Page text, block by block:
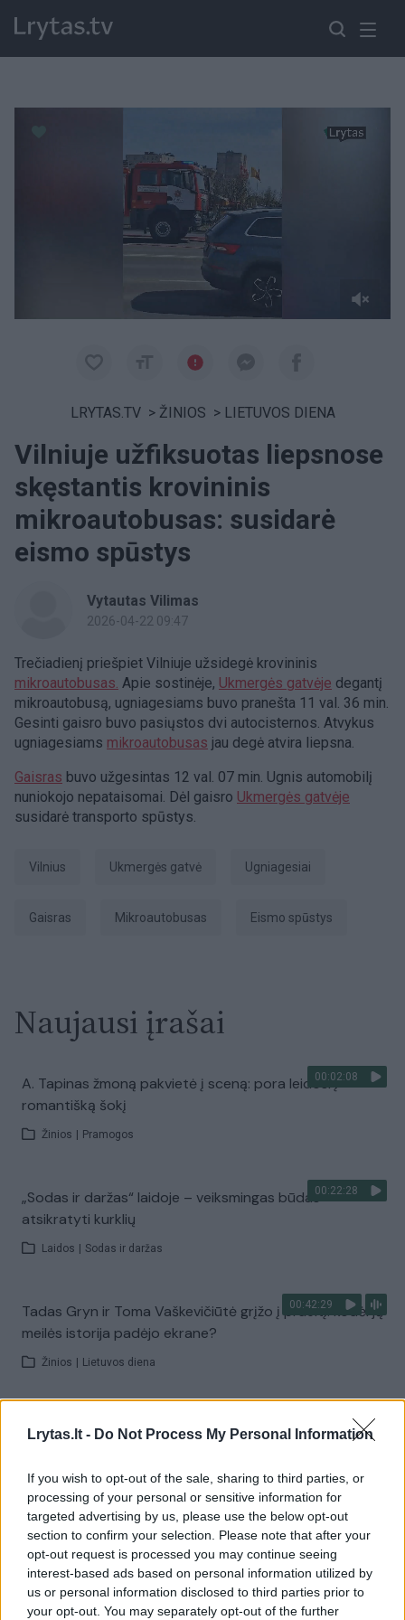
Lrytas.lt - Do Not Process My Personal Information
If you wish to opt-out of the sale, sharing to third parties, or
processing of your personal or sensitive information for
targeted advertising by us, please use the below opt-out
section to confirm your selection. Please note that after your
opt-out request is processed you may continue seeing
interest-based ads based on personal information utilized by
us or personal information disclosed to third parties prior to
your opt-out. You may separately opt-out of the further
LRYTAS.TV > ŽINIOS > LIETUVOS DIENA
Vilniuje užfiksuotas liepsnose
skęstantis krovininis
mikroautobusas: susidarė
eismo spūstys
Vytautas Vilimas
2026-04-22 09:47
Trečiadienį priešpiet Vilniuje užsidegė krovininis
mikroautobusas. Apie sostinėje, Ukmergės gatvėje degantį
mikroautobusą, ugniagesiams buvo pranešta 11 val. 36 min.
Gesinti gaisro buvo pasiųstos dvi autocisternos. Atvykus
ugniagesiams mikroautobusas jau degė atvira liepsna.
Gaisras buvo užgesintas 12 val. 07 min. Ugnis automobilį
nuniokojo nepataisomai. Dėl gaisro Ukmergės gatvėje
susidarė transporto spūstys.
Vilnius Ukmergės gatvė ugniagesiai
Gaisras mikroautobusas eismo spūstys
Naujausi įrašai
00:02:08
A. Tapinas žmoną pakvietė į sceną: pora leidosi į
romantišką šokį
Žinios Pramogos
00:22:28
„Sodas ir daržas“ laidoje – veiksmingas būdas
atsikratyti kurklių
Laidos Sodas ir daržas
00:42:29
Tadas Gryn ir Toma Vaškevičiūtė grįžo į praeitį: kodėl jų
meilės istorija padėjo ekrane?
Žinios Lietuvos diena
00:21:19
„Žinios“ 2026-08-08
Visi įrašai
Žiūrimiausi įrašai